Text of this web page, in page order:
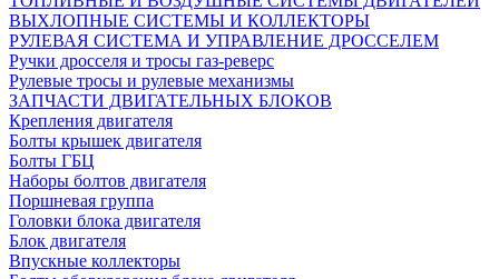
ВЫХЛОПНЫЕ СИСТЕМЫ И КОЛЛЕКТОРЫ
РУЛЕВАЯ СИСТЕМА И УПРАВЛЕНИЕ ДРОССЕЛЕМ
Ручки дросселя и тросы газ-реверс
Рулевые тросы и рулевые механизмы
ЗАПЧАСТИ ДВИГАТЕЛЬНЫХ БЛОКОВ
Крепления двигателя
Болты крышек двигателя
Болты ГБЦ
Наборы болтов двигателя
Поршневая группа
Головки блока двигателя
Блок двигателя
Впускные коллекторы